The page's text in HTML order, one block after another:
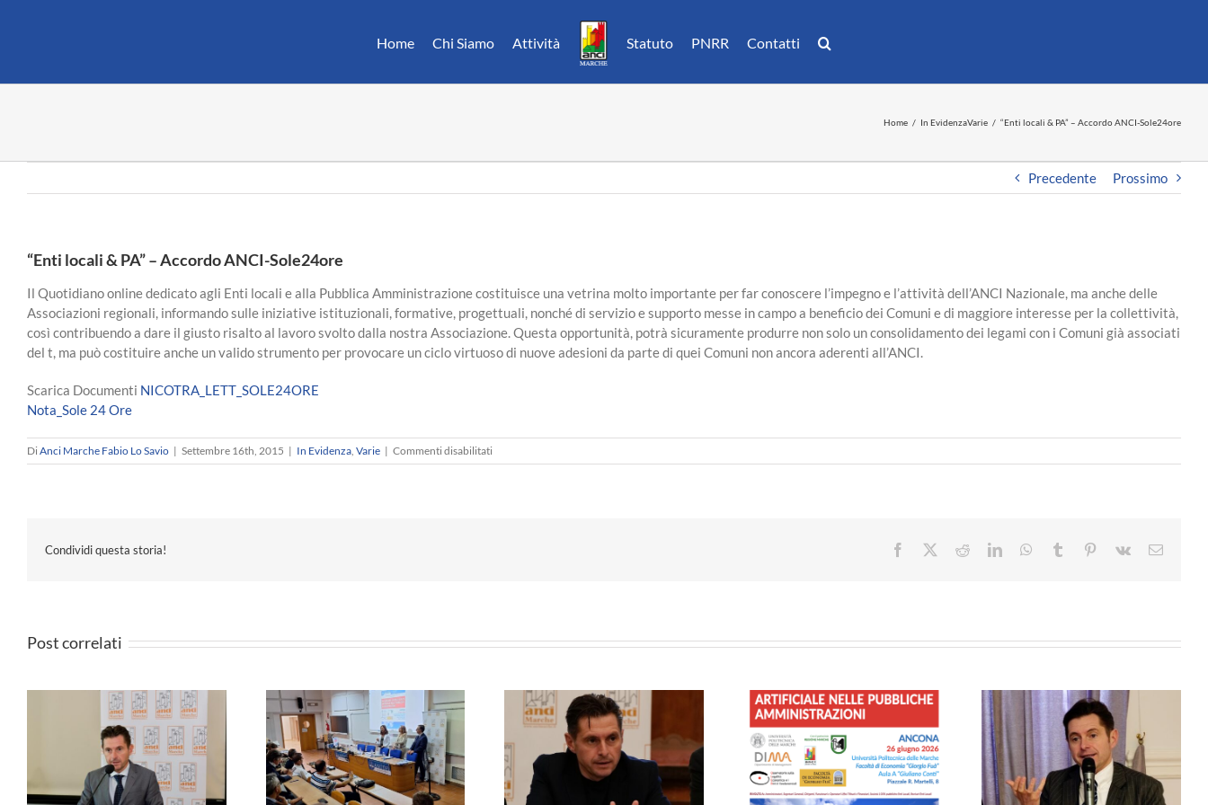
Home Chi Siamo Attività Statuto PNRR Contatti
Home In EvidenzaVarie “Enti locali & PA” – Accordo ANCI-Sole24ore
Precedente Prossimo
“Enti locali & PA” – Accordo ANCI-Sole24ore
Il Quotidiano online dedicato agli Enti locali e alla Pubblica Amministrazione costituisce una vetrina molto importante per far conoscere l’impegno e l’attività dell’ANCI Nazionale, ma anche delle
Associazioni regionali, informando sulle iniziative istituzionali, formative, progettuali, nonché di servizio e supporto messe in campo a beneficio dei Comuni e di maggiore interesse per la collettività,
così contribuendo a dare il giusto risalto al lavoro svolto dalla nostra Associazione. Questa opportunità, potrà sicuramente produrre non solo un consolidamento dei legami con i Comuni già associati
del t, ma può costituire anche un valido strumento per provocare un ciclo virtuoso di nuove adesioni da parte di quei Comuni non ancora aderenti all’ANCI.
Scarica Documenti NICOTRA_LETT_SOLE24ORE
Nota_Sole 24 Ore
DiAnci Marche Fabio Lo Savio | Settembre 16th, 2015 | In Evidenza, Varie | Commenti disabilitatisu
“Enti
Condividi questa storia! Facebook RedditLinkedInWhatsApp
Tumblr Pinterest
Vk Email
Post correlati
Formazione -Governare
l’Intelligenza Artificiale nelle PA
ANCI MARCHE – Solidali col
sindaco Cesarini: le dimissioni
di un Sindaco sono sempre una
FORMAZIONE – Governare
l’Intelligenza Artificiale nelle
Solidarietà al Comune di Porto
Sant’Epidio per il tragico crollo
SICUREZZA – Dalla Regione
Marche 1,2 Milioni di euro ai
Comuni per Videosorveglianza